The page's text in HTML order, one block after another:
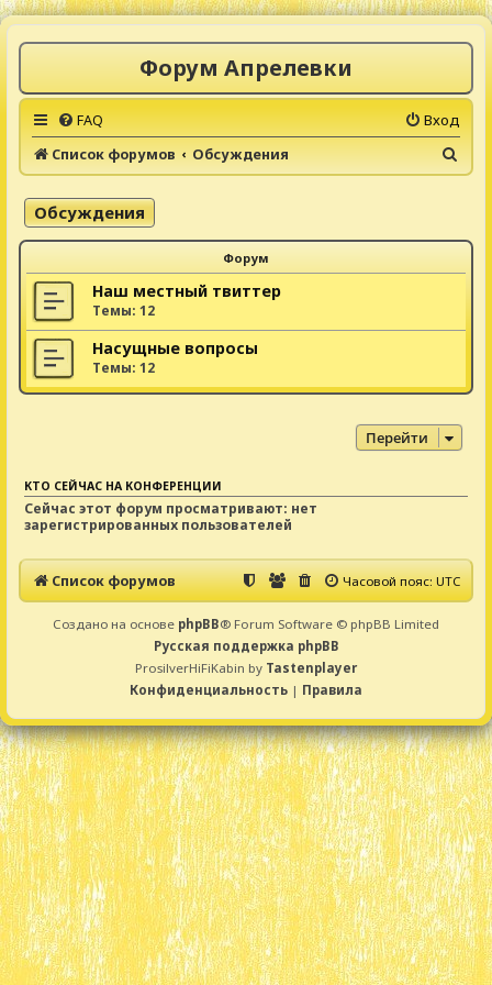
Форум Апрелевки
FAQ
Вход
Список форумов
Обсуждения
о
с
Обсуждения
Форум
Наш местный твиттер
Темы: 12
Насущные вопросы
Темы: 12
Перейти
КТО СЕЙЧАС НА КОНФЕРЕНЦИИ
Сейчас этот форум просматривают: нет
зарегистрированных пользователей
Список форумов Часовой пояс:UTC
Создано на основе phpBB® Forum Software © phpBB Limited
Русская поддержка phpBB
ProsilverHiFiKabin by Tastenplayer
Конфиденциальность | Правила